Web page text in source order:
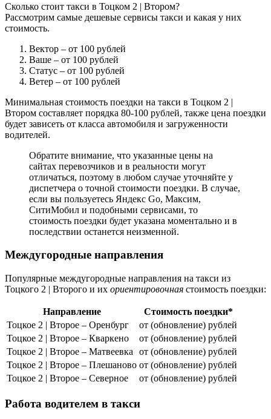
Сколько стоит такси в Тоцком 2 | Втором?
Рассмотрим самые дешевые сервисы такси и какая у них
стоимость.
Вектор – от 100 рублей
Ваше – от 100 рублей
Статус – от 100 рублей
Ветер – от 100 рублей
Минимальная стоимость поездки на такси в Тоцком 2 |
Втором составляет порядка 80-100 рублей, также цена поездки
будет зависеть от класса автомобиля и загруженности
водителей.
Обратите внимание, что указанные цены на
сайтах перевозчиков и в реальности могут
отличаться, поэтому в любом случае уточняйте у
диспетчера о точной стоимости поездки. В случае,
если вы пользуетесь Яндекс Go, Максим,
СитиМобил и подобными сервисами, то
стоимость поездки будет указана моментально и в
последствии останется неизменной.
Междугородные направления
Популярные междугородные направления на такси из
Тоцкого 2 | Второго и их ориентировочная стоимость поездки:
Направление
Стоимость поездки*
Тоцкое 2 | Второе – Оренбург
от (обновление) рублей
Тоцкое 2 | Второе – Кваркено
от (обновление) рублей
Тоцкое 2 | Второе – Матвеевка
от (обновление) рублей
Тоцкое 2 | Второе – Плешаново от (обновление) рублей
Тоцкое 2 | Второе – Северное
от (обновление) рублей
Работа водителем в такси